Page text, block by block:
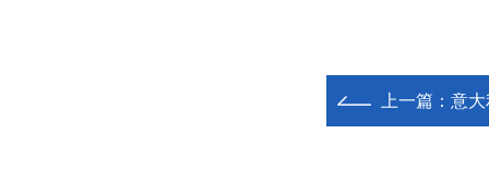
上一篇： 意